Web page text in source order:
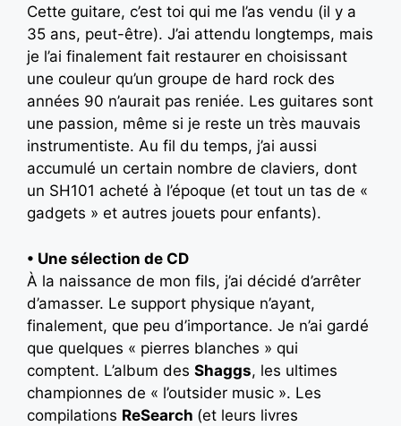
Cette guitare, c’est toi qui me l’as vendu (il y a
35 ans, peut-être). J’ai attendu longtemps, mais
je l’ai finalement fait restaurer en choisissant
une couleur qu’un groupe de hard rock des
années 90 n’aurait pas reniée. Les guitares sont
une passion, même si je reste un très mauvais
instrumentiste. Au fil du temps, j’ai aussi
accumulé un certain nombre de claviers, dont
un SH101 acheté à l’époque (et tout un tas de «
gadgets » et autres jouets pour enfants).
• Une sélection de CD
À la naissance de mon fils, j’ai décidé d’arrêter
d’amasser. Le support physique n’ayant,
finalement, que peu d’importance. Je n’ai gardé
que quelques « pierres blanches » qui
comptent. L’album des Shaggs, les ultimes
championnes de « l’outsider music ». Les
compilations ReSearch (et leurs livres